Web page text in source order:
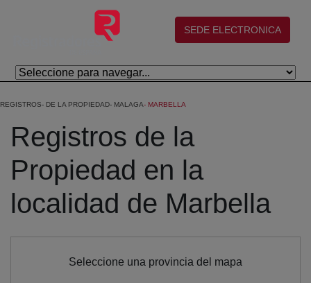
Skip to Main Content
(abre en nueva ventana)
SEDE ELECTRONICA
REGISTROS DE LA PROPIEDAD MALAGA MARBELLA
Registros de la
Propiedad en la
localidad de Marbella
Seleccione una provincia del mapa